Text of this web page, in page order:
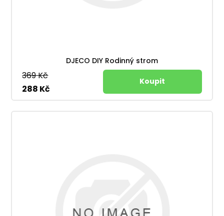
DJECO DIY Rodinný strom
369 Kč
288 Kč